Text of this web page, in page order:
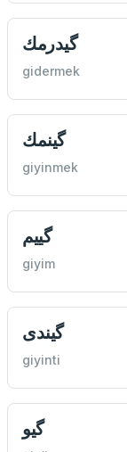
گیدرمك
gidermek
گينمك
giyinmek
گییم
giyim
گیندی
giyinti
گیو